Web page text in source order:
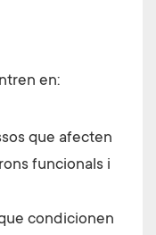
en:
que afecten
funcionals i
condicionen